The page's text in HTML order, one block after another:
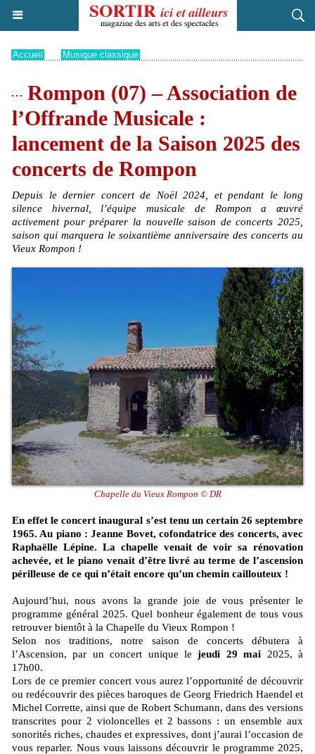
Accueil Musique classique
Rompon (07) – Association de
l’Offrande Musicale :
lancement de la Saison 2025 des
concerts de Rompon
Depuis le dernier concert de Noël 2024, et pendant le long
silence hivernal, l’équipe musicale de Rompon a œuvré
activement pour préparer la nouvelle saison de concerts 2025,
saison qui marquera le soixantième anniversaire des concerts au
Vieux Rompon !
Chapelle du Vieux Rompon © DR
En effet le concert inaugural s’est tenu un certain 26 septembre
1965. Au piano : Jeanne Bovet, cofondatrice des concerts, avec
Raphaëlle Lépine. La chapelle venait de voir sa rénovation
achevée, et le piano venait d’être livré au terme de l’ascension
périlleuse de ce qui n’était encore qu’un chemin caillouteux !
Aujourd’hui, nous avons la grande joie de vous présenter le
programme général 2025. Quel bonheur également de tous vous
retrouver bientôt à la Chapelle du Vieux Rompon !
Selon nos traditions, notre saison de concerts débutera à
l’Ascension, par un concert unique lejeudi 29 mai 2025, à
17h00.
Lors de ce premier concert vous aurez l’opportunité de découvrir
ou redécouvrir des pièces baroques de Georg Friedrich Haendel et
Michel Corrette, ainsi que de Robert Schumann, dans des versions
transcrites pour 2 violoncelles et 2 bassons : un ensemble aux
sonorités riches, chaudes et expressives, dont j’aurai l’occasion de
vous reparler. Nous vous laissons découvrir le programme 2025,